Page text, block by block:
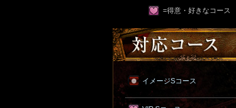
=得意・好きなコース
イメージSコース